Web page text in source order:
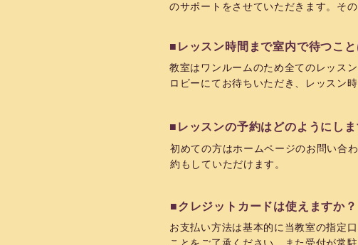
のサポートをさせていただきます。 そ
■レッスン時間まで室内で待つこ
教室はワンルームのため全てのレッス
ロビーにてお待ちいただき、レッスン
■レッスンの予約はどのようにしま
初めての方はホームページのお問い合
約もしていただけます。
■クレジットカードは使えますか？
お支払い方法は基本的に当教室の指定